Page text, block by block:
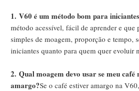
1.V60 é um método bom para
método acessível, fácil de aprender e que
simples de moagem, proporção e tempo,
iniciantes quanto para quem quer evoluir
2.Qual moagem devo usar se meu café
amargo?Se o café estiver amargo na